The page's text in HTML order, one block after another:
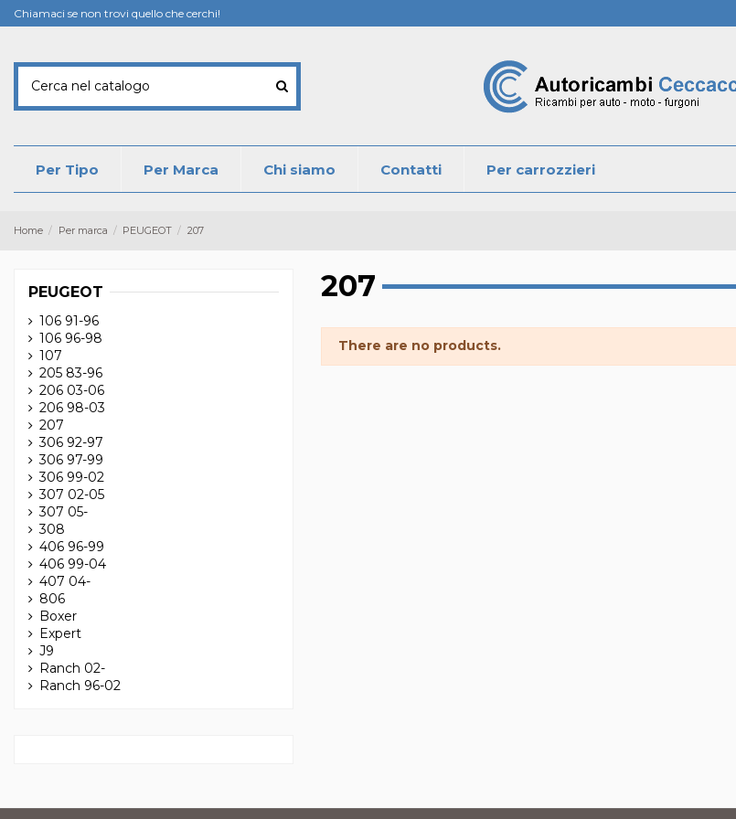
Chiamaci se non trovi quello che cerchi!
Per Tipo Per Marca Chi siamo Contatti Per carrozzieri
Home Per marca PEUGEOT 207
207
There are no products.
PEUGEOT
106 91-96
106 96-98
107
205 83-96
206 03-06
206 98-03
207
306 92-97
306 97-99
306 99-02
307 02-05
307 05-
308
406 96-99
406 99-04
407 04-
806
Boxer
Expert
J9
Ranch 02-
Ranch 96-02